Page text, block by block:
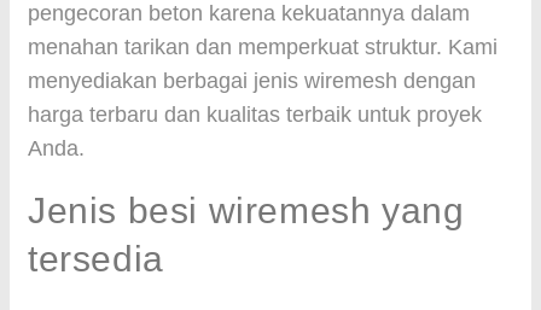
pengecoran beton karena kekuatannya dalam
menahan tarikan dan memperkuat struktur. Kami
menyediakan berbagai jenis wiremesh dengan
harga terbaru dan kualitas terbaik untuk proyek
Anda.
Jenis besi wiremesh yang
tersedia